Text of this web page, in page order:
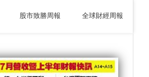
股市致勝周報 全球財經周報